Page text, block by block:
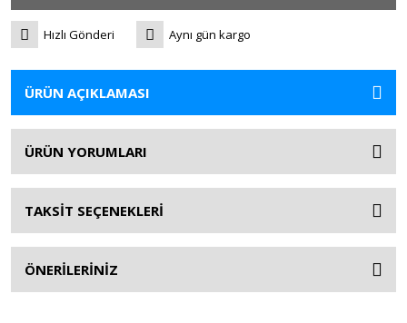
Hızlı Gönderi Aynı gün kargo
ÜRÜN AÇIKLAMASI
ÜRÜN YORUMLARI
TAKSİT SEÇENEKLERİ
ÖNERİLERİNİZ